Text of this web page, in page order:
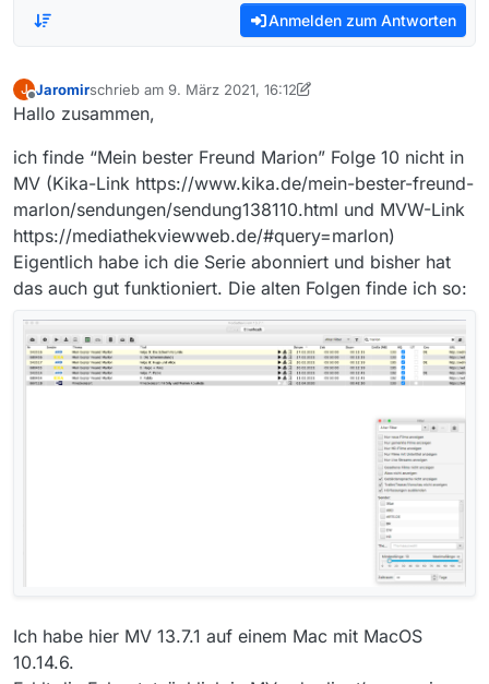
Anmelden zum Antworten
J
Offline
Jaromirschrieb am 9. März 2021, 16:12
zuletzt editiert von Jaromir3. Sept. 2021, 17:12
Hallo zusammen,
ich finde “Mein bester Freund Marion” Folge 10 nicht in
MV (Kika-Link https://www.kika.de/mein-bester-freund-
marlon/sendungen/sendung138110.html und MVW-Link
https://mediathekviewweb.de/#query=marlon)
Eigentlich habe ich die Serie abonniert und bisher hat
das auch gut funktioniert. Die alten Folgen finde ich so:
Ich habe hier MV 13.7.1 auf einem Mac mit MacOS
10.14.6.